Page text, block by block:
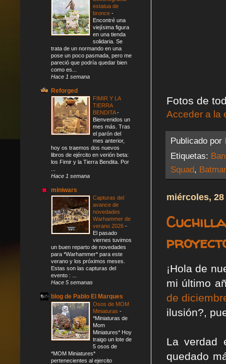
Fotos de
Acceder a la
Publicado por
Etiquetas:
Squad,
miércoles,
¡Hola de
mi último
de
ilusión?,
La verdad
quedado
estatua de
bronce -
Encontré una
viejísima figura
en una tienda
solidaria. Se
trata de un normando en una
pose un poco pasmada, pero me
pareció que podría quedar bien
como es...
Hace 1 semana
Reforged
FIMIR Y LA
TIERRA
BENDITA-
Bienvenidos un
mes más. Tras
el parón del
mes anterior,
hoy os traemos dos nuevos
libros de ejército en verión beta:
los Fimir y la Tierra Bendita. Por
Hace 1 semana
miniwars
Capturas del
avance de
novedades
Warhammer de
verano 2026 -
El pasado
viernes tuvimos
un buen reparto de novedades
para *Warhammer* para este
verano y los próximos meses.
Estas son las capturas del
evento : ...
Hace 5 semanas
blog de Pablo El Marques
Osos de MOM
Miniaturas -
*Miniaturas de
Mom
Miniatures* Hoy
traigo un lote de
5 osos de
*MOM Miniatures*
pertenecientes al ejercito